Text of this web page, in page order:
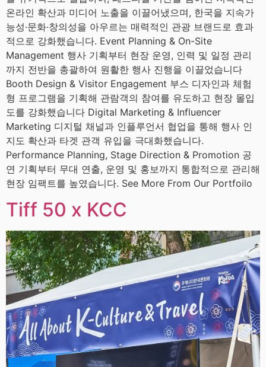
온라인 확산과 미디어 노출을 이끌어냈으며, 한국을 지속가
능성·문화·창의성을 아우르는 매력적인 관광 브랜드로 효과
적으로 강화했습니다. Event Planning & On-Site
Management 행사 기획부터 현장 운영, 인력 및 일정 관리
까지 전반을 총괄하여 원활한 행사 진행을 이끌었습니다
Booth Design & Visitor Engagement 부스 디자인과 체험
형 프로그램을 기획해 관람객의 참여를 유도하고 현장 몰입
도를 강화했습니다 Digital Marketing & Influencer
Marketing 디지털 채널과 인플루언서 협업을 통해 행사 인
지도 확산과 타겟 관객 유입을 극대화했습니다.
Performance Planning, Stage Direction & Promotion 공
연 기획부터 무대 연출, 운영 및 홍보까지 통합적으로 관리해
현장 임팩트를 높였습니다. See More From Our Portfoilo
Tiff 50 x KCC